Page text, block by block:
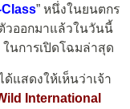
Class” หนึ่งในยนตกร
วออกมาแล้วในวันนี้
ในการเปิดโฉมล่าสุด
แสดงให้เห็นว่าเจ้า
International